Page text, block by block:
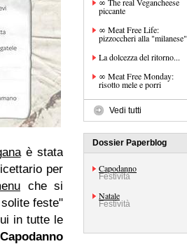
è stata
per
che si
feste"
in tutte le
Capodanno
piccante
∞ Meat Free Life:
pizzoccheri alla "milanese"
La dolcezza del ritorno...
∞ Meat Free Monday:
risotto mele e porri
Vedi tutti
Dossier Paperblog
Capodanno
Festività
Natale
Festività